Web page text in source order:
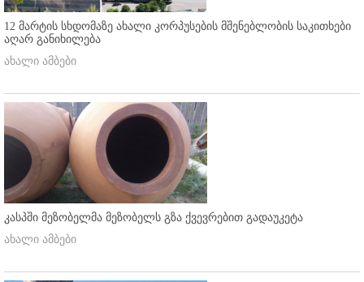
12 მარტის სხდომაზე ახალი კორპუსების მშენებლობის საკითხები
აღარ განიხილება
ახალი ამბები
კასპში მეზობელმა მეზობელს გზა ქვევრებით გადაუკეტა
ახალი ამბები